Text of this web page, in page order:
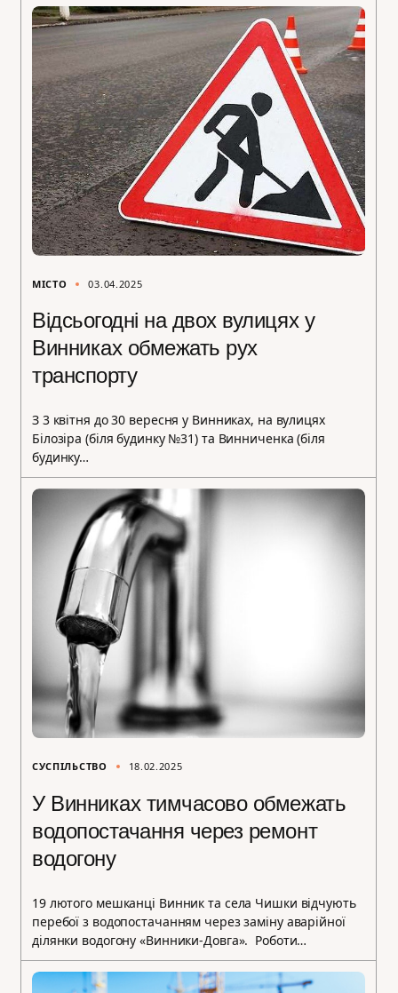
МІСТО 03.04.2025
Відсьогодні на двох вулицях у
Винниках обмежать рух
транспорту
З 3 квітня до 30 вересня у Винниках, на вулицях
Білозіра (біля будинку №31) та Винниченка (біля
будинку…
СУСПІЛЬСТВО 18.02.2025
У Винниках тимчасово обмежать
водопостачання через ремонт
водогону
19 лютого мешканці Винник та села Чишки відчують
перебої з водопостачанням через заміну аварійної
ділянки водогону «Винники-Довга». Роботи…